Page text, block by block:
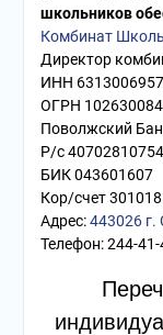
школьников
Комбинат
Директор
ИНН
ОГРН
Поволжский
Р/с
БИК 043601607
Кор/счет
Адрес: 443026 г.
Телефон: 244-